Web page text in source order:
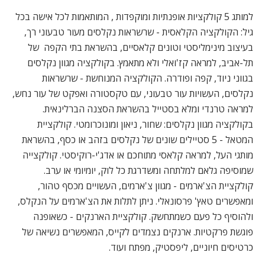
למותג 5 קולקציות אופנתיות ומוקפדות , המותאמות לכל אישה בכל
גיל: הקולקציה הקלאסית - שרשראות נקלסים מעור טבעוני רך,
בעיצוב מינימליסטי וטונים קלאסיים, בהשראת בתי הקפה של
תל-אביב, למראה קז'ואלי ולא מתאמץ. בקולקציה מגוון נקלסים
בגווני ניוד, קפה ופודרה. הקולקציה המנוחשת - שרשראות
נקלסים, העשויות עור טבעוני, עם טקסטורה ואפקט של עור נחש,
למראה טרנדי ומלא בסטייל בהשראת הסצנה הברלינאית.
בקולקציה מגוון נקלסים: שחור, ניאון ומונוכרומטי. קולקציית
המטאל - 5 סטיילים שונים של נקלסים בזהב או כסף, בהשראת
מותגי העל, למראה קלאסי מתוחכם או אדג'י-רוקיסטי. קולקצייה
שמוסיפה גלאם למלתחה ומשדרגת כל לוק, יומיומי או ערב.
קולקציית הצ'ארמים - מגוון צ'ארמים, העשויים מכסף טהור,
ומאפשרים טאץ' פרסונאלי. ניתן לתלות את הצ'ארמים על הנקלס,
ולהוסיף כל פעם כשמתחשק. קולקציית הארנקים - כשאופנה
פוגשת פרקטיות. ארנקים נצמדים לקייס, המאפשרים נשיאה של
כרטיסים חיוניים, ליפסטיק, מפתח ועוד.